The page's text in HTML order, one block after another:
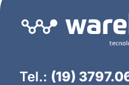
Tel.: (19)